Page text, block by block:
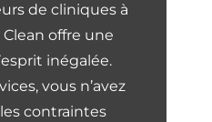
de cliniques à
Clean offre une
inégalée.
vous n’avez
contraintes